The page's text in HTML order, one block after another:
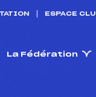
ESPACE
La Fédération